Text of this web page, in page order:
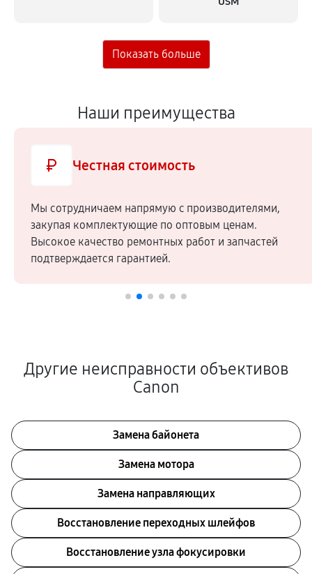
Наши преимущества
Честная стоимость
Мы сотрудничаем напрямую c производителями,
закупая комплектующие по оптовым ценам.
Высокое качество ремонтных работ и запчастей
подтверждается гарантией.
Другие неисправности объективов
Canon
Замена байонета
Замена мотора
Замена направляющих
Восстановление переходных шлейфов
Восстановление узла фокусировки